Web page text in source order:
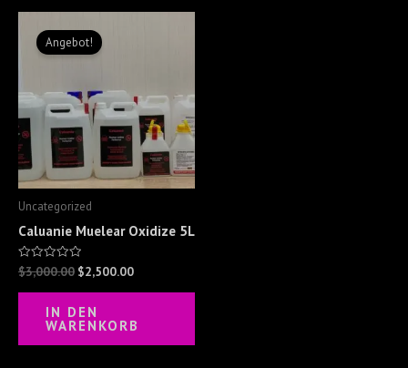
Angebot!
Uncategorized
Caluanie Muelear Oxidize 5L
Bewertet
mit
0
$3,000.00
Preis
war:
$2,500.00
IN DEN
WARENKORB